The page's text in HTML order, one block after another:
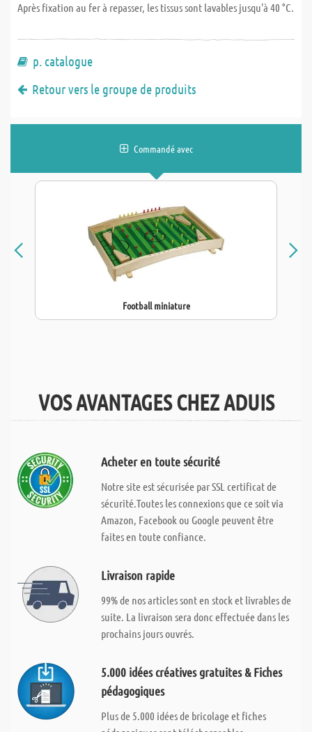
Après fixation au fer à repasser, les tissus sont lavables jusqu'à 40 °C.
p. catalogue
Retour vers le groupe de produits
Commandé avec
Football miniature
VOS AVANTAGES CHEZ ADUIS
Acheter en toute sécurité
Notre site est sécurisée par SSL certificat de
sécurité.Toutes les connexions que ce soit via
Amazon, Facebook ou Google peuvent être
faites en toute confiance.
Livraison rapide
99% de nos articles sont en stock et livrables de
suite. La livraison sera donc effectuée dans les
prochains jours ouvrés.
5.000 idées créatives gratuites & Fiches
pédagogiques
Plus de 5.000 idées de bricolage et fiches